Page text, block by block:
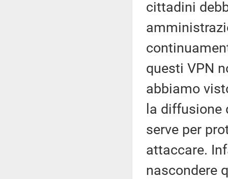
cittadini
questi VPN
abbiamo
la diffusione
serve per
attaccare.
nascondere